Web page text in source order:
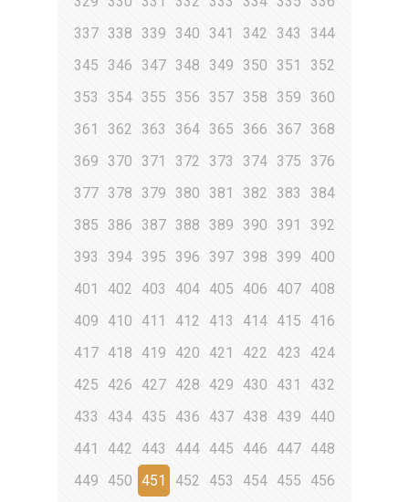
337 338 339 340 341 342 343
344
345
346 347 348 349 350 351
352
353
354 355 356 357 358 359 360
361
362 363 364 365 366 367 368
369
370 371 372 373 374 375 376
377 378 379 380 381 382 383
384
385
386 387 388 389 390 391
392
393
394 395 396 397 398 399
400
401
402 403 404 405 406 407 408
409
410 411 412 413 414 415
416
417 418 419 420 421 422 423
424
425
426 427 428 429 430 431
432
433
434 435 436 437 438 439
440
441
442 443 444 445 446 447 448
449
450 451 452 453 454 455
456